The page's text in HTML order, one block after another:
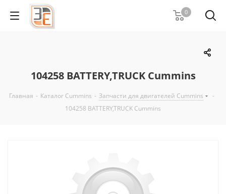
0
104258 BATTERY,TRUCK Cummins
Главная - Каталог Cummins - Запчасти для двигателей Cummins
-
104258 BATTERY,TRUCK Cummins